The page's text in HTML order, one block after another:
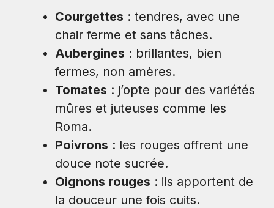
Courgettes : tendres, avec une
chair ferme et sans tâches.
Aubergines : brillantes, bien
fermes, non amères.
Tomates : j’opte pour des variétés
mûres et juteuses comme les
Roma.
Poivrons : les rouges offrent une
douce note sucrée.
Oignons rouges : ils apportent de
la douceur une fois cuits.